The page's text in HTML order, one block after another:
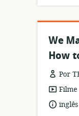
We
How
Por
formato
de
idioma:
inglês